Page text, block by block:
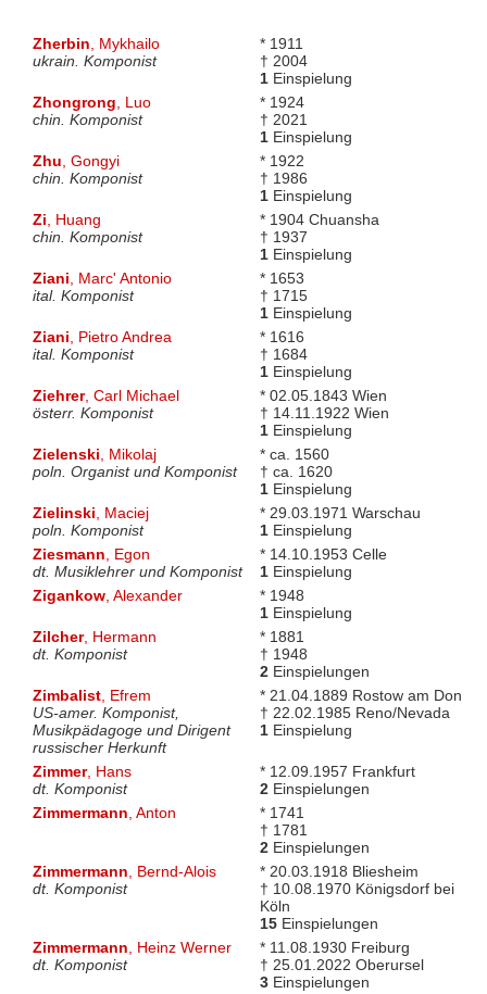
Zherbin, Mykhailo
ukrain. Komponist
* 1911
† 2004
1Einspielung
Zhongrong, Luo
chin. Komponist
* 1924
† 2021
1Einspielung
Zhu, Gongyi
chin. Komponist
* 1922
† 1986
1Einspielung
Zi, Huang
chin. Komponist
* 1904 Chuansha
† 1937
1Einspielung
Ziani, Marc' Antonio
ital. Komponist
* 1653
† 1715
1Einspielung
Ziani, Pietro Andrea
ital. Komponist
* 1616
† 1684
1Einspielung
Ziehrer, Carl Michael
österr. Komponist
* 02.05.1843 Wien
† 14.11.1922 Wien
1Einspielung
Zielenski, Mikolaj
poln. Organist und Komponist
* ca. 1560
† ca. 1620
1Einspielung
Zielinski, Maciej
poln. Komponist
* 29.03.1971 Warschau
1Einspielung
Ziesmann, Egon
dt. Musiklehrer und Komponist
* 14.10.1953 Celle
1Einspielung
Zigankow, Alexander
* 1948
1Einspielung
Zilcher, Hermann
dt. Komponist
* 1881
† 1948
2Einspielungen
Zimbalist, Efrem
US-amer. Komponist,
Musikpädagoge und Dirigent
russischer Herkunft
* 21.04.1889 Rostow am Don
† 22.02.1985 Reno/Nevada
1Einspielung
Zimmer, Hans
dt. Komponist
* 12.09.1957 Frankfurt
2Einspielungen
Zimmermann, Anton
* 1741
† 1781
2Einspielungen
Zimmermann, Bernd-Alois
dt. Komponist
* 20.03.1918 Bliesheim
† 10.08.1970 Königsdorf bei
Köln
15Einspielungen
Zimmermann, Heinz Werner
dt. Komponist
* 11.08.1930 Freiburg
† 25.01.2022 Oberursel
3Einspielungen